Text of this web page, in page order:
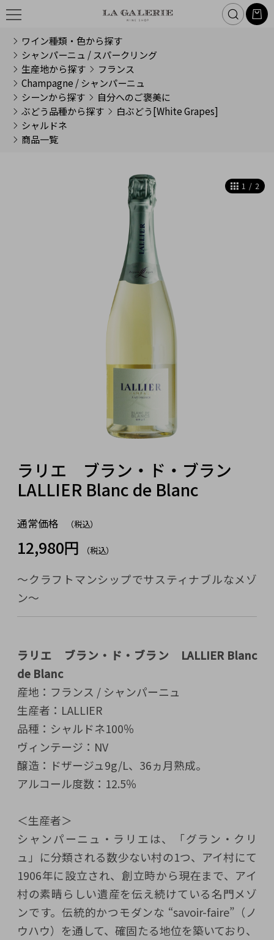
ワイン種類・色から探す
シャンパーニュ / スパークリング
生産地から探す
フランス
Champagne / シャンパーニュ
シーンから探す
自分へのご褒美に
ぶどう品種から探す
白ぶどう[White Grapes]
シャルドネ
商品一覧
1 / 2
ラリエ ブラン・ド・ブラン
LALLIER Blanc de Blanc
通常価格 （税込）
12,980円 （税込）
〜クラフトマンシップでサスティナブルなメゾ
ン～
ラリエ ブラン・ド・ブラン LALLIER Blanc
de Blanc
産地：フランス / シャンパーニュ
生産者：LALLIER
品種：シャルドネ100％
ヴィンテージ：NV
醸造：ドザージュ9g/L、36ヵ月熟成。
アルコール度数：12.5％
＜生産者＞
シャンパーニュ・ラリエは、「グラン・クリ
ュ」に分類される数少ない村の1つ、アイ村にて
1906年に設立され、創立時から現在まで、アイ
村の素晴らしい遺産を伝え続けている名門メゾ
ンです。伝統的かつモダンな “savoir-faire”（ノ
ウハウ）を通して、確固たる地位を築いており、